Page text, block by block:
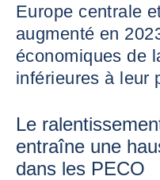
Europe centrale
augmenté en
économiques de
inférieures à leur
Le
entraîne une
dans les PECO